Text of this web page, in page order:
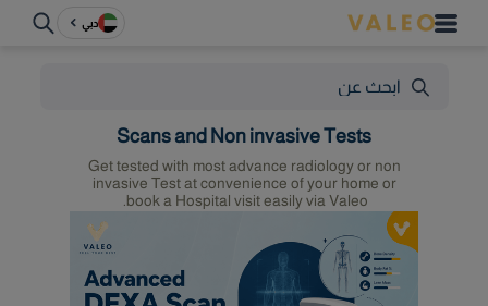
دبي
Get tested with most advance radiology or non
invasive Test at convenience of your home or
book a Hospital visit easily via Valeo.
Scans and Non invasive Tests